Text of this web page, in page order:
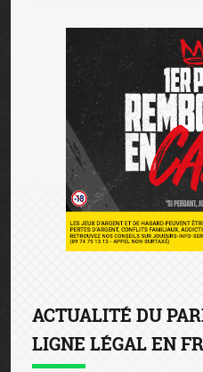
ACTUALITÉ DU
LIGNE LÉGAL EN